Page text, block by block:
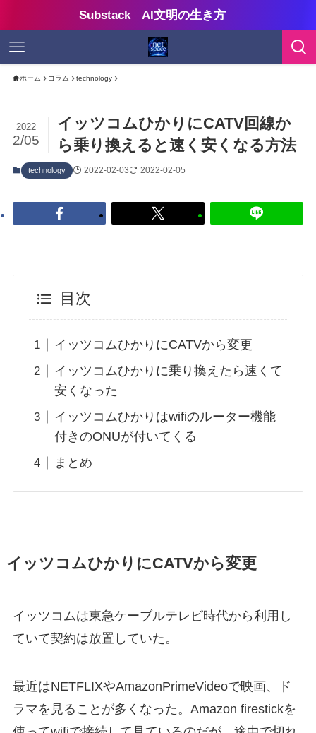
Substack AI文明の生き方
ホーム コラム technology
イッツコムひかりにCATV回線か
ら乗り換えると速く安くなる方法
2022
2/05
technology 2022-02-03 2022-02-05
目次
イッツコムひかりにCATVから変更
イッツコムひかりに乗り換えたら速くて
安くなった
イッツコムひかりはwifiのルーター機能
付きのONUが付いてくる
まとめ
イッツコムひかりにCATVから変更
イッツコムは東急ケーブルテレビ時代から利用し
ていて契約は放置していた。
最近はNETFLIXやAmazonPrimeVideoで映画、ド
ラマを見ることが多くなった。Amazon firestickを